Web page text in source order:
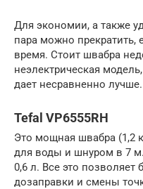
Для экономии, а также
пара можно прекратить,
время. Стоит швабра
неэлектрическая
дает несравненно лучше.
Tefal VP6555RH
Это мощная швабра (1,2
для воды и шнуром в 7
0,6 л. Все это позволяет
дозаправки и смены